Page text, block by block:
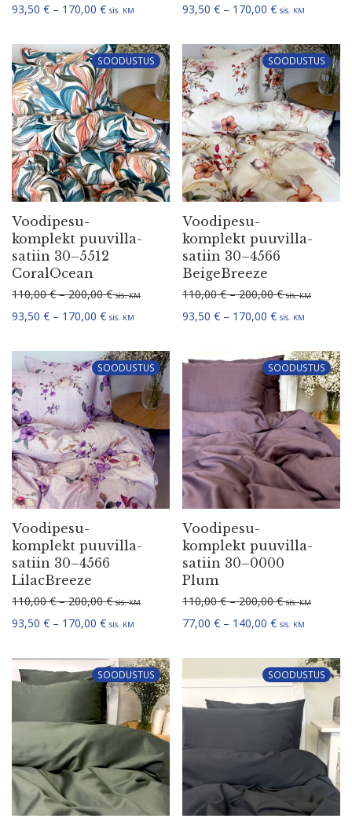
93,50 € – 170,00 €Hinna­va­hemik: 93,50 € kuni 170,00 €
sis. KM 93,50 € – 170,00 € sis. KM
SOODUSTUS
Voodi­pe­su­
komplekt puuvil­la­
satiin 30–5512
CoralOcean
110,00€ – 200,00€Hinna­va­hemik: 110,00 € kuni 200,00 €
sis.KM
93,50 € – 170,00 €Hinna­va­hemik: 93,50 € kuni 170,00 €
sis. KM
SOODUSTUS
Voodi­pe­su­
komplekt puuvil­la­
satiin 30–4566
BeigeBreeze
110,00€ – 200,00€ sis.KM
93,50 € – 170,00 € sis. KM
SOODUSTUS
Voodi­pe­su­
komplekt puuvil­la­
satiin 30–4566
LilacBreeze
110,00€ – 200,00€Hinna­va­hemik: 110,00 € kuni 200,00 €
sis.KM
93,50 € – 170,00 €Hinna­va­hemik: 93,50 € kuni 170,00 €
sis. KM
SOODUSTUS
Voodi­pe­su­
komplekt puuvil­la­
satiin 30–0000
Plum
110,00€ – 200,00€ sis.KM
77,00 € – 140,00 € sis. KM
SOODUSTUS SOODUSTUS